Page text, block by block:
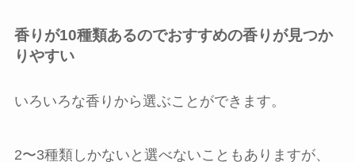
香りが10種類あるのでおすすめの香りが見つか
りやすい
いろいろな香りから選ぶことができます。
2〜3種類しかないと選べないこともありますが、